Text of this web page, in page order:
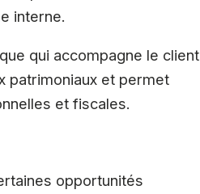
interne.
qui accompagne le client
patrimoniaux et permet
et fiscales.
opportunités